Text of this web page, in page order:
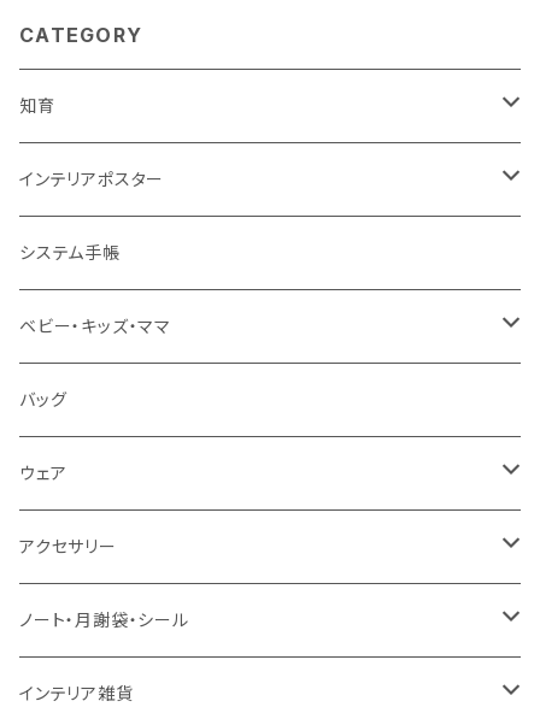
CATEGORY
知育
知育ポスター
地図・国旗
言葉（ひらがな・カタカナ・英語）
知育下敷き
知育グッズ
インテリアポスター
A3サイズ
A4サイズ
オーダー（A3・B3・A2・40×50・B2・50×70）
30＊40 / B3
40＊50 / A2
システム手帳
ベビー・キッズ・ママ
ベビー食器
お食事スタイ・ビブ
おもちゃ・木製
カー用品
バッグ・エコバッグ
バッグ
ウェア
エプロン
アクセサリー
ピンバッジ
ネックレス
ノート・月謝袋・シール
ノート
インテリア雑貨